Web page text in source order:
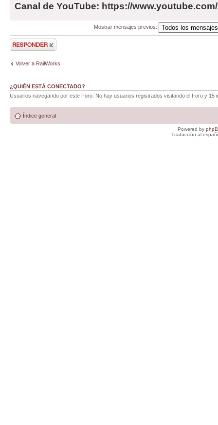
Canal de YouTube: https://
Mostrar mensajes previos:
Publicar una
respuesta
Volver a RailWorks
¿QUIÉN ESTÁ CONECTADO?
Usuarios navegando por este Foro: No hay usuarios registrados visitando el Foro y 15
Índice general
Powered by
Traducción al